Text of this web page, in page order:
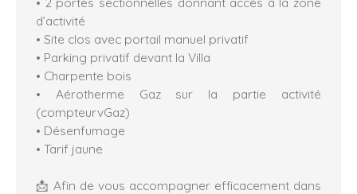
d’activité
• Site clos avec portail manuel privatif
• Parking privatif devant la Villa
• Charpente bois
• Aérotherme Gaz sur la partie activité
(compteurvGaz)
• Désenfumage
• Tarif jaune
📩 Afin de vous accompagner efficacement dans